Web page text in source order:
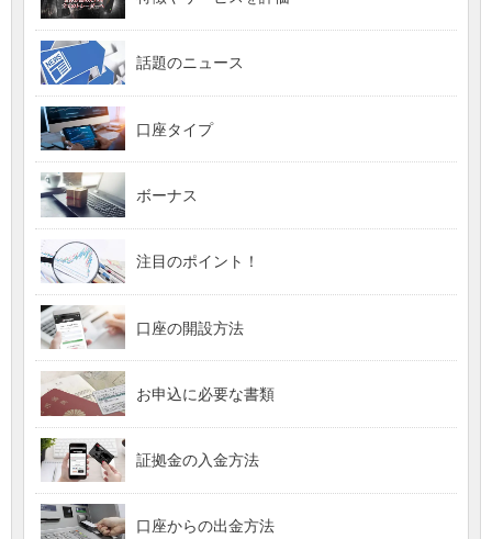
話題のニュース
口座タイプ
ボーナス
注目のポイント！
口座の開設方法
お申込に必要な書類
証拠金の入金方法
口座からの出金方法